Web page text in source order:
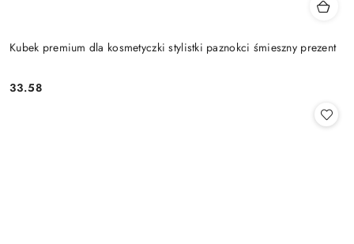
Kubek premium dla kosmetyczki stylistki paznokci śmieszny prezent
Cena:
33.58